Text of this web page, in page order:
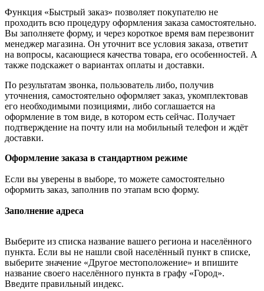
Функция «Быстрый заказ» позволяет покупателю не
проходить всю процедуру оформления заказа самостоятельно.
Вы заполняете форму, и через короткое время вам перезвонит
менеджер магазина. Он уточнит все условия заказа, ответит
на вопросы, касающиеся качества товара, его особенностей. А
также подскажет о вариантах оплаты и доставки.
По результатам звонка, пользователь либо, получив
уточнения, самостоятельно оформляет заказ, укомплектовав
его необходимыми позициями, либо соглашается на
оформление в том виде, в котором есть сейчас. Получает
подтверждение на почту или на мобильный телефон и ждёт
доставки.
Оформление заказа в стандартном режиме
Если вы уверены в выборе, то можете самостоятельно
оформить заказ, заполнив по этапам всю форму.
Заполнение адреса
Выберите из списка название вашего региона и населённого
пункта. Если вы не нашли свой населённый пункт в списке,
выберите значение «Другое местоположение» и впишите
название своего населённого пункта в графу «Город».
Введите правильный индекс.